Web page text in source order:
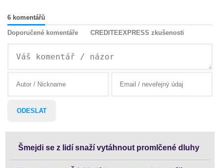
6 komentářů
Doporučené komentáře CREDITEEXPRESS zkušenosti
Šmejdi se z lidí snaží vytáhnout promlčené dluhy